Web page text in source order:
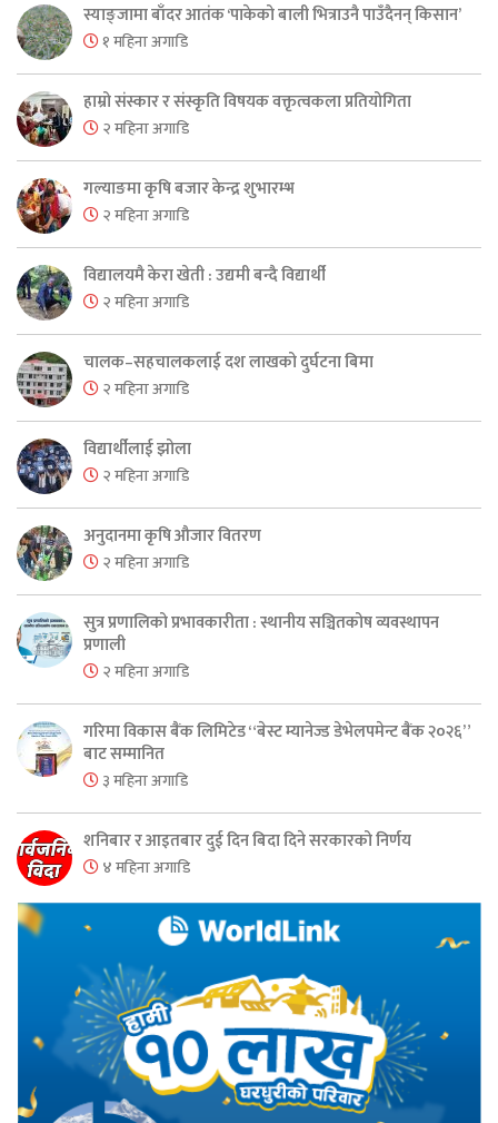
स्याङ्जामा बाँदर आतंक ‘पाकेको बाली भित्राउनै पाउँदैनन् किसान’
१ महिना अगाडि
हाम्रो संस्कार र संस्कृति विषयक वक्तृत्वकला प्रतियोगिता
२ महिना अगाडि
गल्याङमा कृषि बजार केन्द्र शुभारम्भ
२ महिना अगाडि
विद्यालयमै केरा खेती : उद्यमी बन्दै विद्यार्थी
२ महिना अगाडि
चालक–सहचालकलाई दश लाखको दुर्घटना बिमा
२ महिना अगाडि
विद्यार्थीलाई झोला
२ महिना अगाडि
अनुदानमा कृषि औजार वितरण
२ महिना अगाडि
सुत्र प्रणालिको प्रभावकारीता : स्थानीय सञ्चितकोष व्यवस्थापन
प्रणाली
२ महिना अगाडि
गरिमा विकास बैंक लिमिटेड “बेस्ट म्यानेज्ड डेभेलपमेन्ट बैंक २०२६”
बाट सम्मानित
३ महिना अगाडि
शनिबार र आइतबार दुई दिन बिदा दिने सरकारको निर्णय
४ महिना अगाडि